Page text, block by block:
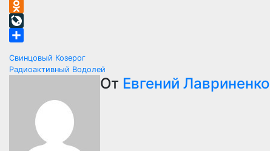
VK
Odnoklassniki
LiveJournal
Навигация
записям
Свинцовый Козерог
Радиоактивный Водолей
От Евгений Лавриненко